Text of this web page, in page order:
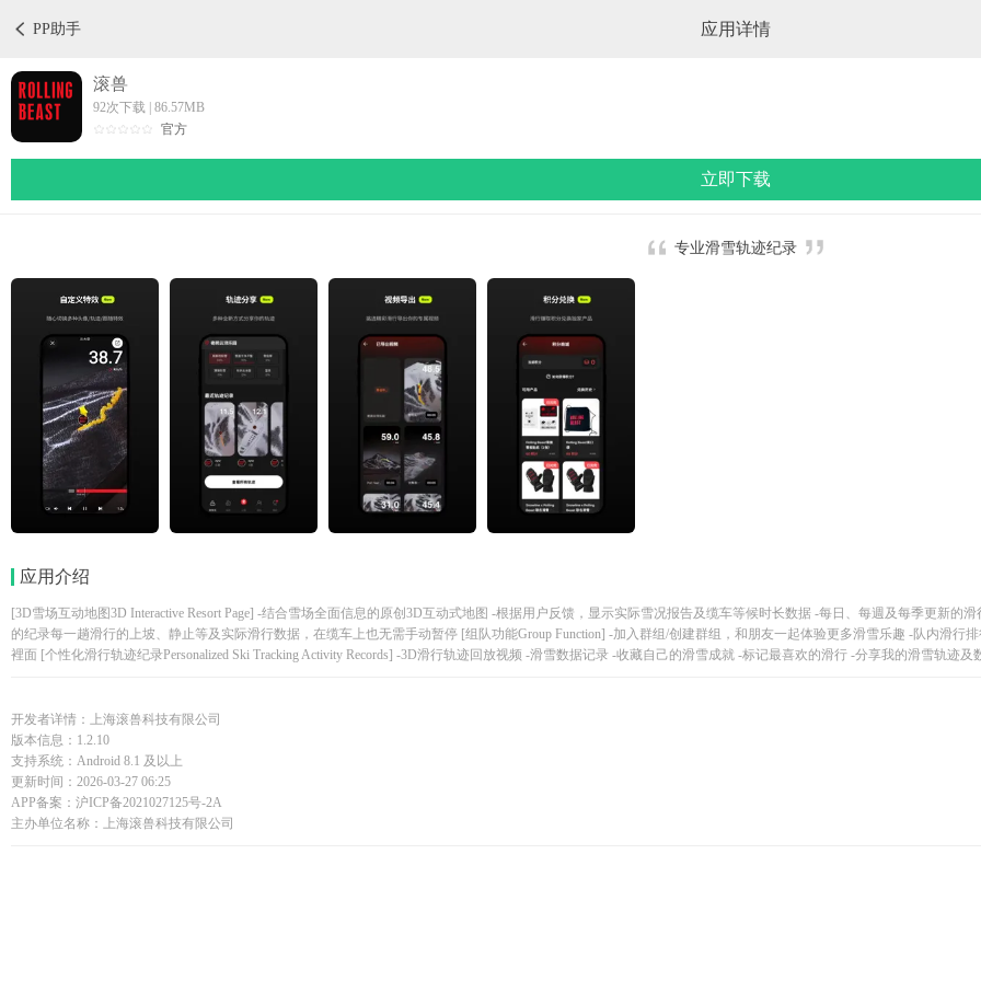
PP助手 应用详情
滚兽
92次下载 | 86.57MB
官方
立即下载
专业滑雪轨迹纪录
应用介绍
[3D雪场互动地图3D Interactive Resort Page] -结合雪场全面信息的原创3D互动式地图 -根据用户反馈，显示实际雪况报告及缆车等候时长数据 -每日、每週及每季更新的
的纪录每一趟滑行的上坡、静止等及实际滑行数据，在缆车上也无需手动暂停 [组队功能Group Function] -加入群组/创建群组，和朋友一起体验更多滑雪乐趣 -队内滑行
裡面 [个性化滑行轨迹纪录Personalized Ski Tracking Activity Records] -3D滑行轨迹回放视频 -滑雪数据记录 -收藏自己的滑雪成就 -标记最喜欢的滑行 -分享我的滑雪轨迹及
开发者详情：上海滚兽科技有限公司
版本信息：1.2.10
支持系统：Android 8.1 及以上
更新时间：2026-03-27 06:25
APP备案：沪ICP备2021027125号-2A
主办单位名称：上海滚兽科技有限公司